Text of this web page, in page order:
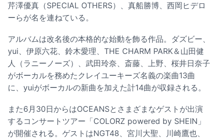
芹澤優真（SPECIAL OTHERS）、真船勝博、西岡ヒデロ
ーらが名を連ねている。
アルバムは改名後の本格的な始動を飾る作品。ダズビー、
yui、伊原六花、鈴木愛理、THE CHARM PARK＆山田健
人（ラニーノーズ）、武田玲奈、斎藤、上野、桜井日奈子
がボーカルを務めたクレイユーキーズ名義の楽曲13曲
に、yuiがボーカルの新曲を加えた計14曲が収録される。
また6月30日からはOCEANSとさまざまなゲストが出演
するコンサートツアー「COLORZ powered by SHEIN」
が開催される。ゲストはNGT48、宮川大聖、川崎鷹也、